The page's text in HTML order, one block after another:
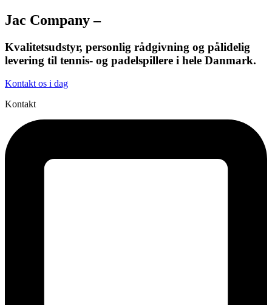
Jac Company –
Kvalitetsudstyr, personlig rådgivning og pålidelig
levering til tennis- og padelspillere i hele Danmark.
Kontakt os i dag
Kontakt